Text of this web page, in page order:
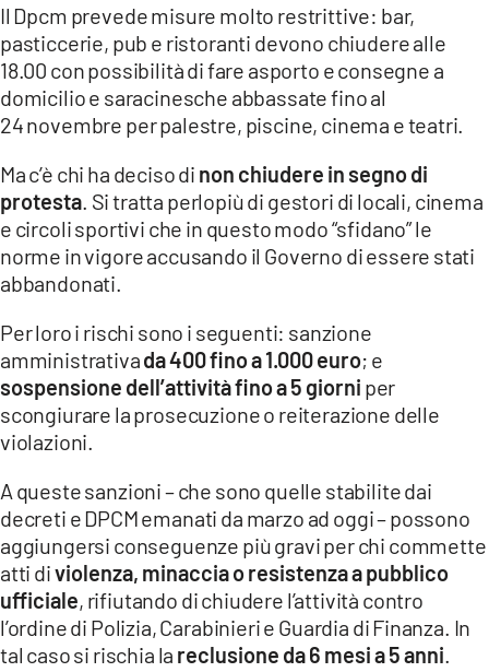
App
ANDROID
Il Dpcm prevede misure molto restrittive: bar,
pasticcerie, pub e ristoranti devono chiudere alle
18.00 con possibilità di fare asporto e consegne a
domicilio e saracinesche abbassate fino al
24 novembre per palestre, piscine, cinema e teatri.
Ma c’è chi ha deciso di non chiudere in segno di
protesta . Si tratta perlopiù di gestori di locali, cinema
e circoli sportivi che in questo modo “sfidano” le
norme in vigore accusando il Governo di essere stati
abbandonati.
Per loro i rischi sono i seguenti: sanzione
amministrativada 400 fino a 1.000 euro; e
sospensione dell’attività fino a 5 giorni per
scongiurare la prosecuzione o reiterazione delle
violazioni.
A queste sanzioni – che sono quelle stabilite dai
decreti e DPCM emanati da marzo ad oggi – possono
aggiungersi conseguenze più gravi per chi commette
atti diviolenza, minaccia o resistenza a pubblico
ufficiale, rifiutando di chiudere l’attività contro
l’ordine di Polizia, Carabinieri e Guardia di Finanza. In
tal caso si rischia la reclusione da 6 mesi a 5 anni